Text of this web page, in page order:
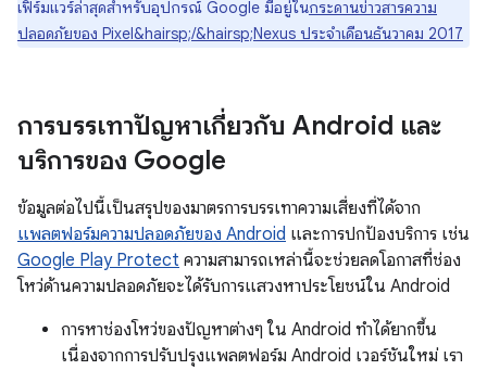
เฟิร์มแวร์ล่าสุดสำหรับอุปกรณ์ Google มีอยู่ในกระดานข่าวสารความ
ปลอดภัยของ Pixel&hairsp;/&hairsp;Nexus ประจำเดือนธันวาคม 2017
การบรรเทาปัญหาเกี่ยวกับ Android และ
บริการของ Google
ข้อมูลต่อไปนี้เป็นสรุปของมาตรการบรรเทาความเสี่ยงที่ได้จาก
แพลตฟอร์มความปลอดภัยของ Android และการปกป้องบริการ เช่น
Google Play Protect ความสามารถเหล่านี้จะช่วยลดโอกาสที่ช่อง
โหว่ด้านความปลอดภัยจะได้รับการแสวงหาประโยชน์ใน Android
การหาช่องโหว่ของปัญหาต่างๆ ใน Android ทำได้ยากขึ้น
เนื่องจากการปรับปรุงแพลตฟอร์ม Android เวอร์ชันใหม่ เรา